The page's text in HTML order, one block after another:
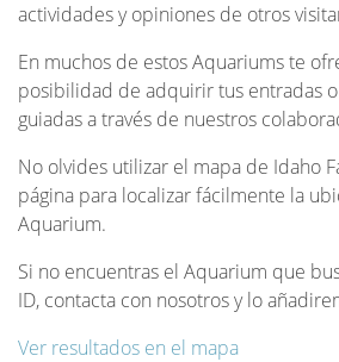
actividades y opiniones de otros
En muchos de estos Aquariums te
posibilidad de adquirir tus entradas
guiadas a través de nuestros
No olvides utilizar el mapa de Idaho
página para localizar fácilmente la
Aquarium.
Si no encuentras el Aquarium que
ID, contacta con nosotros y lo
Ver resultados en el mapa